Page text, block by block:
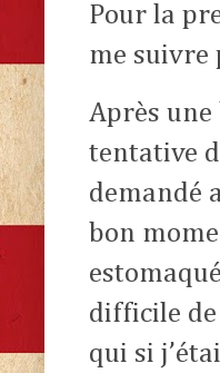
Pour la
me suivre
Après
tentative
demandé
bon
difficile
qui si